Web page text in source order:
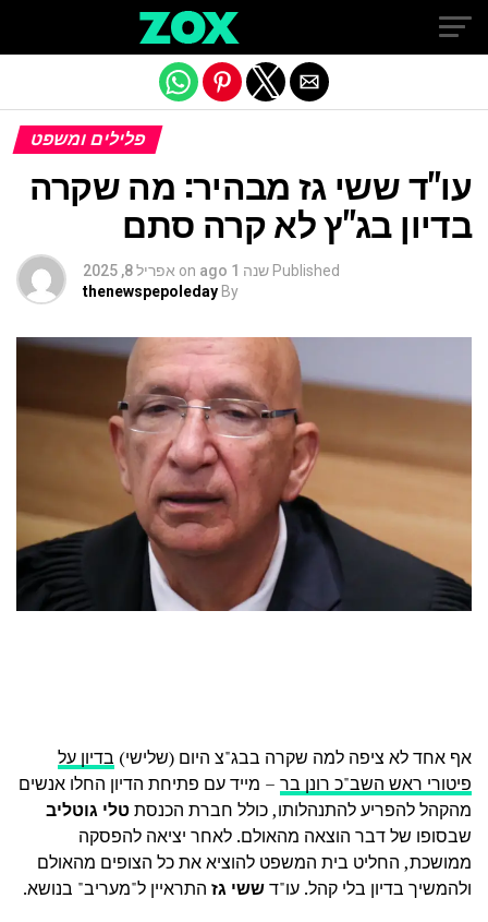
פלילים ומשפט
עו"ד ששי גז מבהיר: מה שקרה
בדיון בג"ץ לא קרה סתם
Published שנה 1 ago on אפריל 8, 2025
By
thenewspepoleday
אף אחד לא ציפה למה שקרה בבג"צ היום (שלישי) בדיון על
פיטורי ראש השב"כ רונן בר – מייד עם פתיחת הדיון החלו אנשים
מהקהל להפריע להתנהלותו, כולל חברת הכנסתטלי גוטליב
שבסופו של דבר הוצאה מהאולם. לאחר יציאה להפסקה
ממושכת, החליט בית המשפט להוציא את כל הצופים מהאולם
ולהמשיך בדיון בלי קהל. עו"דששי גז התראיין ל"מעריב" בנושא.
Exit mobile version